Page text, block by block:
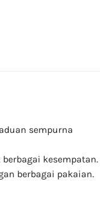
sempurna
kesempatan.
berbagai pakaian.